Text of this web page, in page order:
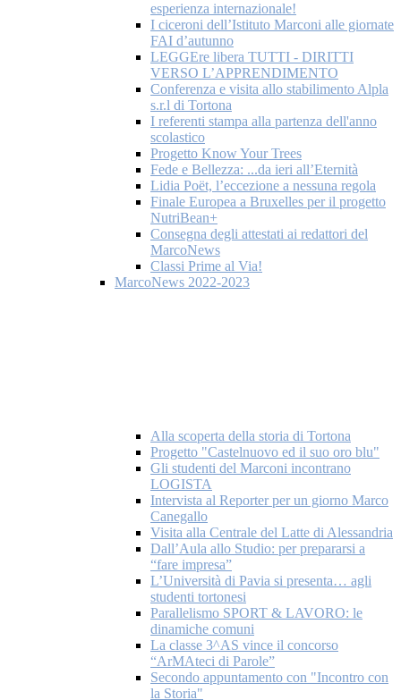
esperienza internazionale!
I ciceroni dell’Istituto Marconi alle giornate
FAI d’autunno
LEGGEre libera TUTTI - DIRITTI
VERSO L’APPRENDIMENTO
Conferenza e visita allo stabilimento Alpla
s.r.l di Tortona
I referenti stampa alla partenza dell'anno
scolastico
Progetto Know Your Trees
Fede e Bellezza: ...da ieri all’Eternità
Lidia Poët, l’eccezione a nessuna regola
Finale Europea a Bruxelles per il progetto
NutriBean+
Consegna degli attestati ai redattori del
MarcoNews
Classi Prime al Via!
MarcoNews 2022-2023
Alla scoperta della storia di Tortona
Progetto "Castelnuovo ed il suo oro blu"
Gli studenti del Marconi incontrano
LOGISTA
Intervista al Reporter per un giorno Marco
Canegallo
Visita alla Centrale del Latte di Alessandria
Dall’Aula allo Studio: per prepararsi a
“fare impresa”
L’Università di Pavia si presenta… agli
studenti tortonesi
Parallelismo SPORT & LAVORO: le
dinamiche comuni
La classe 3^AS vince il concorso
“ArMAteci di Parole”
Secondo appuntamento con "Incontro con
la Storia"